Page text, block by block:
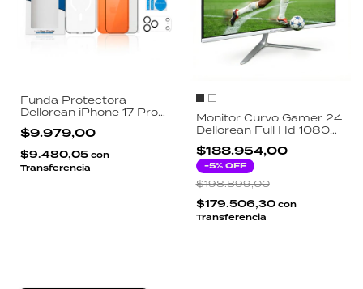
Funda Protectora
Dellorean iPhone 17 Pro
Max 3 en 1 Transparente
Magsafe Pro Vidrio
Templado HD y
Protector de Camara
$9.979,00
$9.480,05 con
Transferencia
Monitor Curvo Gamer 24
Dellorean Full Hd 1080p
Hdmi 75hz Vga
$188.954,00
-5% OFF
$198.899,00
$179.506,30 con
Transferencia